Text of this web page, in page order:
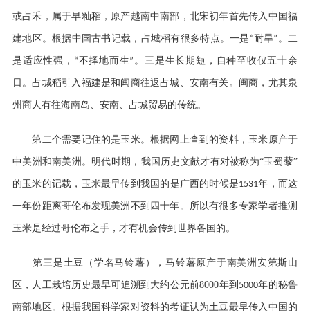
或占禾，属于早籼稻，原产越南中南部，北宋初年首先传入中国福
建地区。根据中国古书记载，占城稻有很多特点。一是 “耐旱” 。二
是适应性强， “不择地而生” 。三是生长期短，自种至收仅五十余
日。占城稻引入福建是和闽商往返占城、安南有关。闽商，尤其泉
州商人有往海南岛、安南、占城贸易的传统。
第二个需要记住的是玉米。根据网上查到的资料，玉米原产于
中美洲和南美洲。明代时期，我国历史文献才有对被称为“玉蜀藜”
的玉米的记载，玉米最早传到我国的是广西的时候是1531年，而这
一年份距离哥伦布发现美洲不到四十年。所以有很多专家学者推测
玉米是经过哥伦布之手，才有机会传到世界各国的。
第三是土豆（学名马铃薯），马铃薯原产于南美洲安第斯山
区，人工栽培历史最早可追溯到大约公元前8000年到 5000年的秘鲁
南部地区。根据我国科学家对资料的考证认为土豆最早传入中国的